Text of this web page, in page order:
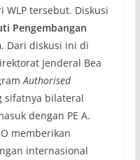
WLP tersebut. Diskusi
Pengembangan
. Dari diskusi ini di
Jenderal Bea
Authorised
sifatnya bilateral
dengan PE A.
memberikan
internasional